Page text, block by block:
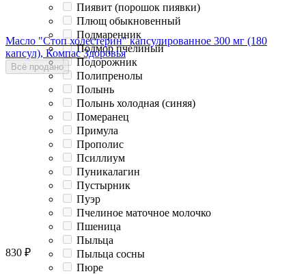
Пиявит (порошок пиявки)
Плющ обыкновенный
Подмаренник
Подмор пчелиный
Подорожник
Полипренолы
Полынь
Полынь холодная (синяя)
Померанец
Примула
Прополис
Псиллиум
Пуникалагин
Пустырник
Пуэр
Пчелиное маточное молочко
Пшеница
Пыльца
Пыльца сосны
Пюре
Масло "Стоп холестерин" капсулированное 300 мг (180
капсул), Компас Здоровья
Всё продано
830 ₽